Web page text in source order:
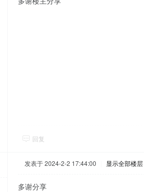
回复
发表于 2024-2-2 17:44:00 显示全部楼层
多谢分享